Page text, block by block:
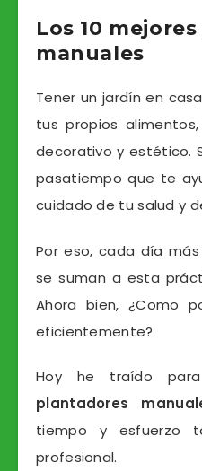
Los 10
manuales
Tener un jardín en
tus propios
decorativo y estético.
pasatiempo que te
cuidado de tu salud y
Por eso, cada día
se suman a esta
Ahora bien, ¿Como
eficientemente?
Hoy he traído
plantadores
tiempo y esfuerzo
profesional.